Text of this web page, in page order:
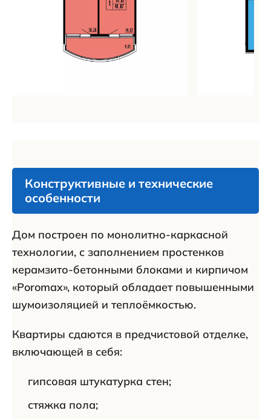
Конструктивные и технические
особенности
Дом построен по монолитно-каркасной
технологии, с заполнением простенков
керамзито-бетонными блоками и кирпичом
«Poromax», который обладает повышенными
шумоизоляцией и теплоёмкостью.
Квартиры сдаются в предчистовой отделке,
включающей в себя:
гипсовая штукатурка стен;
стяжка пола;